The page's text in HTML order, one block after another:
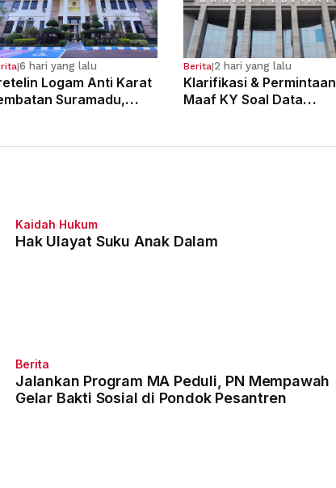
|6 hari yang lalu
Logam Anti Karat
Suramadu,
Berita|2 hari yang lalu
Klarifikasi & Permintaan
Maaf KY Soal Data
Kaidah Hukum
Hak Ulayat Suku Anak Dalam
Berita
Jalankan Program MA Peduli, PN Mempawah
Gelar Bakti Sosial di Pondok Pesantren